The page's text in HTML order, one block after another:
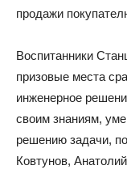
продажи
Воспитанники
призовые места
инженерное
своим знаниям,
решению задачи,
Ковтунов,